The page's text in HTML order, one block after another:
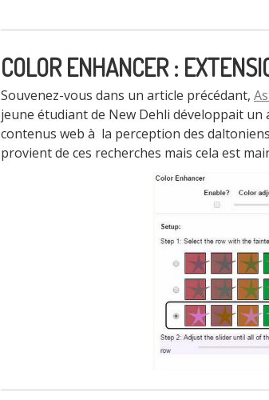
COLOR ENHANCER :
Souvenez-vous dans un article précédant,
jeune étudiant de New Dehli développait
contenus web à la perception des
provient de ces recherches mais cela est